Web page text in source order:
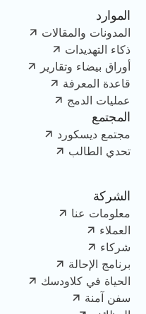
الموارد
المدونات والمقالات
ذكاء التهديدات
أوراق بيضاء وتقارير
قاعدة المعرفة
عمليات الدمج
المجتمع
مجتمع ديسكورد
تحدي الطالب
الشركة
معلومات عنا
العملاء
شركاء
برنامج الإحالة
الحياة في كلاودسك
سفن آمنة